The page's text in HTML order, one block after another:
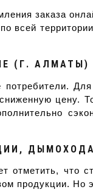
заказа
всей
(Г. АЛМАТЫ)
цену.
отметить, что
продукции. Но